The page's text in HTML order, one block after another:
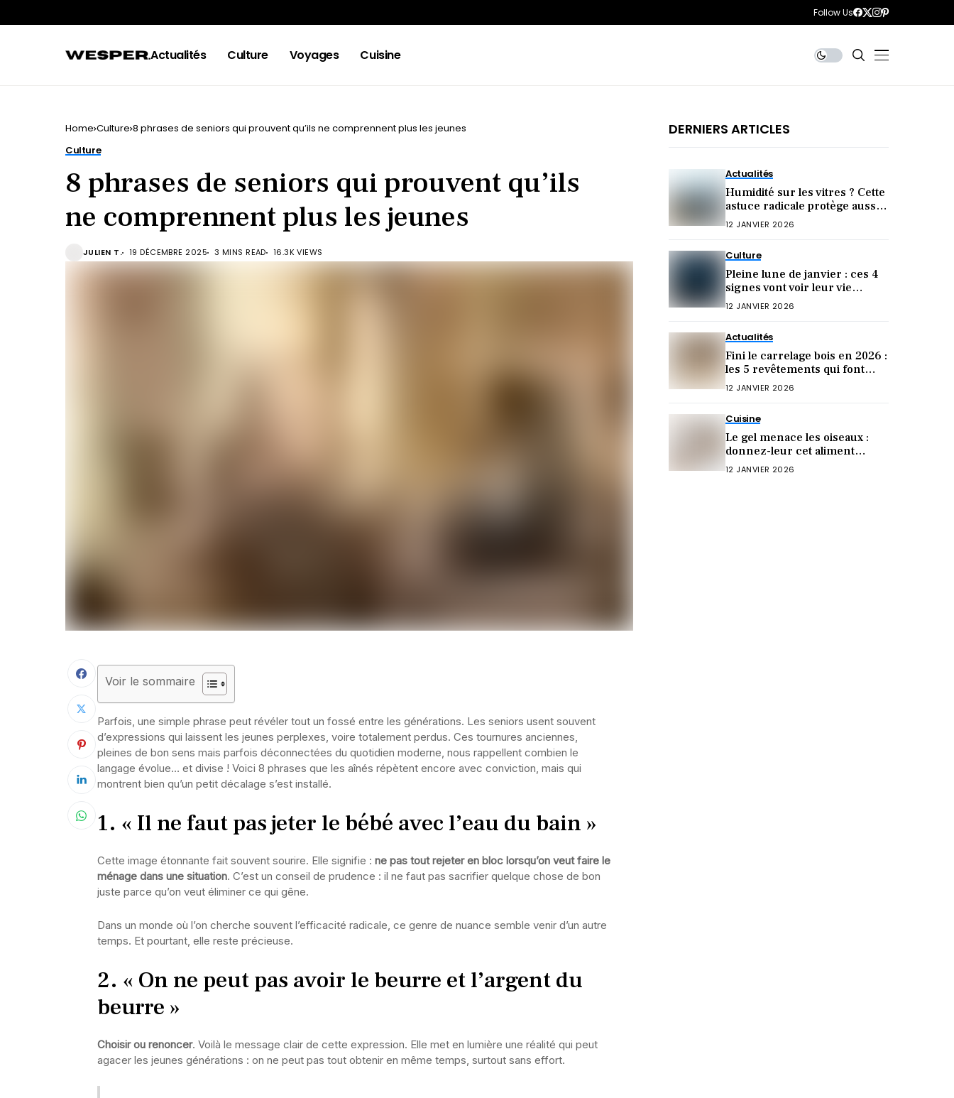
Follow Us
Actualités Culture Voyages Cuisine
Home Culture 8 phrases de seniors qui prouvent qu’ils ne comprennent plus les jeunes
Culture
8 phrases de seniors qui prouvent qu’ils
ne comprennent plus les jeunes
JULIEN T. 19 DÉCEMBRE 2025 3 MINS READ 16.3K VIEWS
Voir le sommaire
Parfois, une simple phrase peut révéler tout un fossé entre les générations. Les seniors usent souvent
d’expressions qui laissent les jeunes perplexes, voire totalement perdus. Ces tournures anciennes,
pleines de bon sens mais parfois déconnectées du quotidien moderne, nous rappellent combien le
langage évolue… et divise ! Voici 8 phrases que les aînés répètent encore avec conviction, mais qui
montrent bien qu’un petit décalage s’est installé.
1. « Il ne faut pas jeter le bébé avec l’eau du bain »
Cette image étonnante fait souvent sourire. Elle signifie : ne pas tout rejeter en bloc lorsqu’on veut faire le
ménage dans une situation. C’est un conseil de prudence : il ne faut pas sacrifier quelque chose de bon
juste parce qu’on veut éliminer ce qui gêne.
Dans un monde où l’on cherche souvent l’efficacité radicale, ce genre de nuance semble venir d’un autre
temps. Et pourtant, elle reste précieuse.
2. « On ne peut pas avoir le beurre et l’argent du
beurre »
Choisir ou renoncer. Voilà le message clair de cette expression. Elle met en lumière une réalité qui peut
agacer les jeunes générations : on ne peut pas tout obtenir en même temps, surtout sans effort.
DERNIERS ARTICLES
Actualités
Humidité sur les vitres ? Cette
astuce radicale protège aussi
votre santé
12 JANVIER 2026
Culture
Pleine lune de janvier : ces 4
signes vont voir leur vie
bouleversée !
12 JANVIER 2026
Actualités
Fini le carrelage bois en 2026 :
les 5 revêtements qui font
sensation cette année !
12 JANVIER 2026
Cuisine
Le gel menace les oiseaux :
donnez-leur cet aliment
crucial (sinon ils meurent)
12 JANVIER 2026